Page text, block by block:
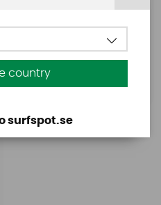
10499 SEK
11999 SEK
country
surfspot.se